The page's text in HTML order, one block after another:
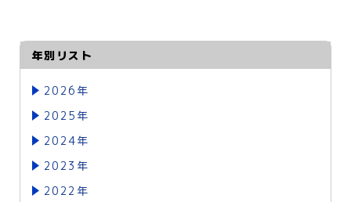
年別リスト
2026年
2025年
2024年
2023年
2022年